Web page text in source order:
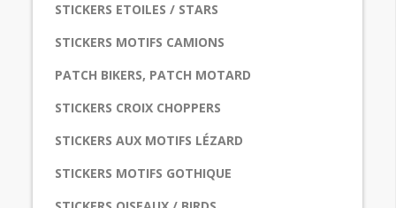
STICKERS ETOILES / STARS
STICKERS MOTIFS CAMIONS
PATCH BIKERS, PATCH MOTARD
STICKERS CROIX CHOPPERS
STICKERS AUX MOTIFS LÉZARD
STICKERS MOTIFS GOTHIQUE